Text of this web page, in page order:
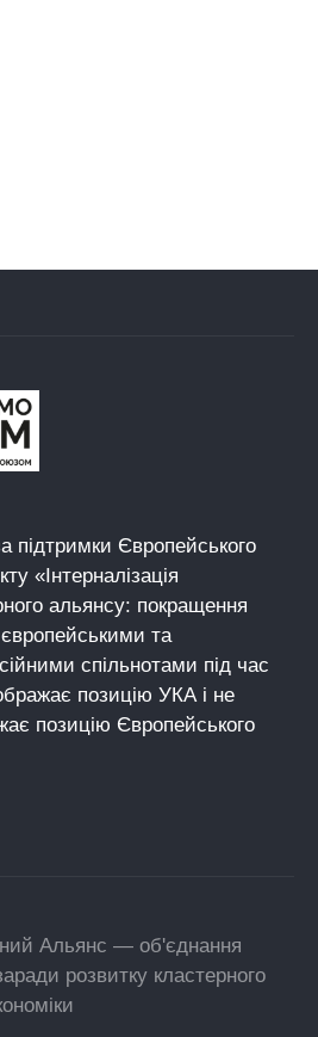
підтримки Європейського
«Інтерналізація
альянсу: покращення
та
спільнотами під час
позицію УКА і не
позицію Європейського
Альянс — об'єднання
розвитку кластерного